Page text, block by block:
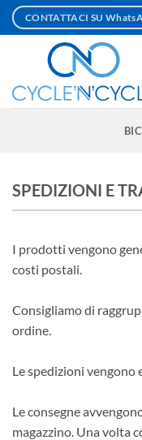
Salta
contenuti
CONTATTACI SU
SPEDIZIONI E
I prodotti vengono
costi postali.
Consigliamo di
ordine.
Le spedizioni vengono
Le consegne
magazzino. Una volta